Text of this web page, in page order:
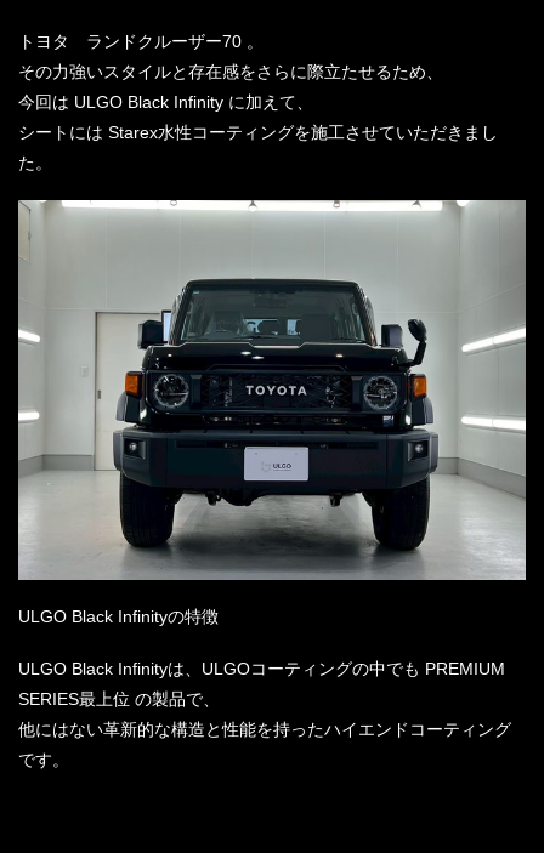
トヨタ ランドクルーザー70 。
その力強いスタイルと存在感をさらに際立たせるため、
今回は ULGO Black Infinity に加えて、
シートには Starex水性コーティングを施工させていただきまし
た。
ULGO Black Infinityの特徴
ULGO Black Infinityは、ULGOコーティングの中でも PREMIUM
SERIES最上位 の製品で、
他にはない革新的な構造と性能を持ったハイエンドコーティング
です。